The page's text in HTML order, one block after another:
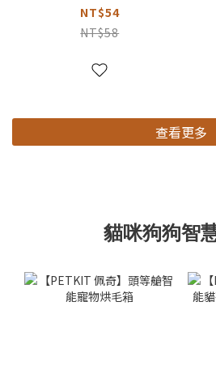
烏魚
NT$54
NT$58
查看更多
貓咪狗狗智